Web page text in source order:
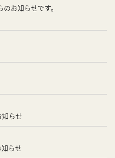
お知らせです。
らせ
らせ